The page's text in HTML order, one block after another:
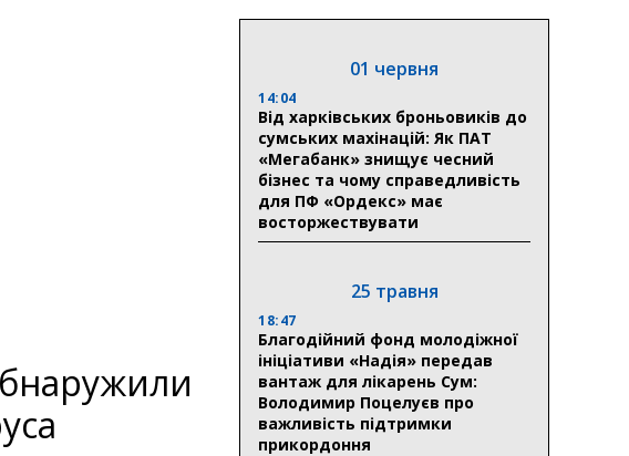
01 червня
14:04
Від харківських броньовиків до
сумських махінацій: Як ПАТ
«Мегабанк» знищує чесний
бізнес та чому справедливість
для ПФ «Ордекс» має
восторжествувати
25 травня
18:47
Благодійний фонд молодіжної
ініціативи «Надія» передав
вантаж для лікарень Сум:
Володимир Поцелуєв про
важливість підтримки
прикордоння